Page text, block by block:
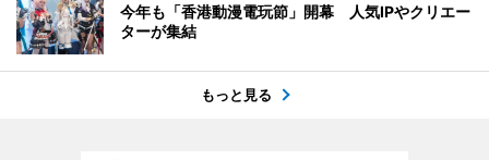
今年も「香港動漫電玩節」開幕 人気IPやクリエー
ターが集結
もっと見る